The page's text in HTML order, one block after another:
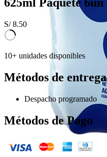
S/8.50
10+ unidades disponibles
Métodos de entrega
Despacho programado
Métodos de Pago